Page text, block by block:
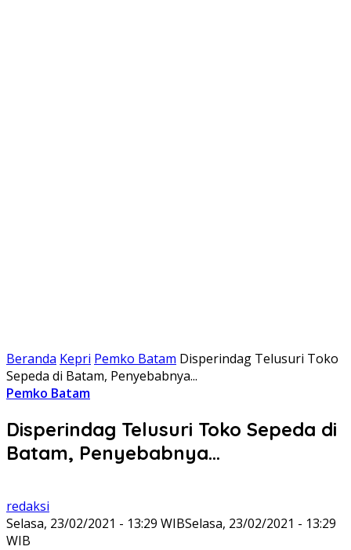
Beranda Kepri Pemko Batam Disperindag Telusuri Toko
Sepeda di Batam, Penyebabnya...
Pemko Batam
Disperindag Telusuri Toko Sepeda di
Batam, Penyebabnya…
redaksi
Selasa, 23/02/2021 - 13:29 WIBSelasa, 23/02/2021 - 13:29
WIB